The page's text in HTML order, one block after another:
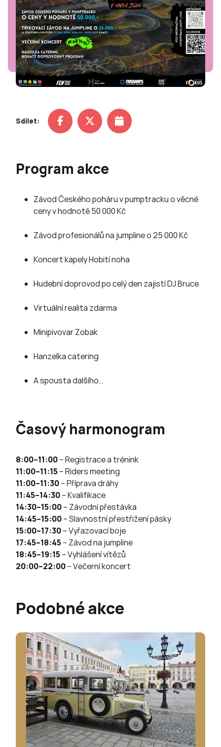
Sdílet:
Program akce
Závod Českého poháru v pumptracku o věcné
ceny v hodnotě 50 000 Kč
Závod profesionálů na jumpline o 25 000 Kč
Koncert kapely Hobití noha
Hudební doprovod po celý den zajistí DJ Bruce
Virtuální realita zdarma
Minipivovar Zobak
Hanzelka catering
A spousta dalšího…
Časový harmonogram
8:00–11:00– Registrace a trénink
11:00–11:15– Riders meeting
11:00–11:30– Příprava dráhy
11:45–14:30– Kvalifikace
14:30–15:00– Závodní přestávka
14:45–15:00– Slavnostní přestřižení pásky
15:00–17:30– Vyřazovací boje
17:45–18:45– Závod na jumpline
18:45–19:15– Vyhlášení vítězů
20:00–22:00– Večerní koncert
Podobné akce